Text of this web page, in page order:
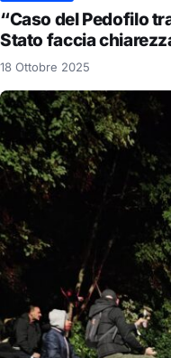
“Caso del Pedofilo
Stato faccia
18 Ottobre 2025